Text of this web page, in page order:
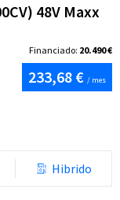
48V Maxx
Financiado: 20.490 €
233,68 € / mes
Hibrido